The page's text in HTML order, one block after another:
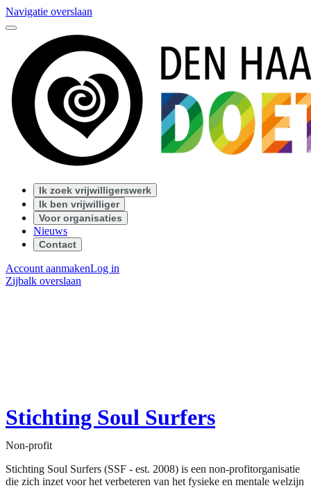
Navigatie overslaan
Ik zoek vrijwilligerswerk
Ik ben vrijwilliger
Voor organisaties
Nieuws
Contact
Account aanmakenLog in
Zijbalk overslaan
Stichting Soul Surfers
Non-profit
Stichting Soul Surfers (SSF - est. 2008) is een non-profitorganisatie
die zich inzet voor het verbeteren van het fysieke en mentale welzijn